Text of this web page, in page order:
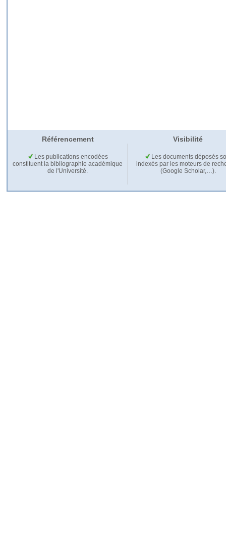
Référencement Visibilité
Les publications encodées
constituent la bibliographie académique
de l'Université.
Les documents déposés
indexés par les moteurs de
(Google Scholar,…).